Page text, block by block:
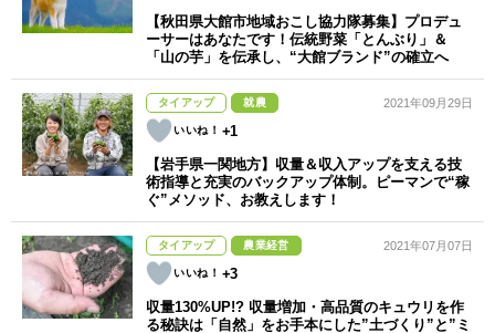
【秋田県大館市地域おこし協力隊募集】プロデュ
ーサーはあなたです！伝統野菜「とんぶり」＆
「山の芋」を伝承し、“大館ブランド”の確立へ
タイアップ 就農
+1
2021年09月29日
【岩手県一関地方】収量＆収入アップを支える技
術指導と充実のバックアップ体制。ピーマンで“稼
ぐ”メソッド、お教えします！
タイアップ 農業経営
+3
2021年07月07日
収量130%UP!? 収量増加・高品質のキュウリを作
る秘訣は「自然」をお手本にした”土づくり”と”ミ